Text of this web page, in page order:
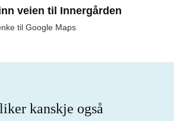
veien til Innergården
til Google Maps
kanskje også